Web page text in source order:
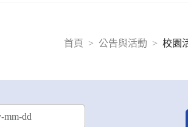
首頁
公告與活動 校園